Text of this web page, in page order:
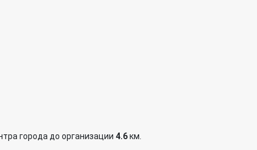
города до организации 4.6км.